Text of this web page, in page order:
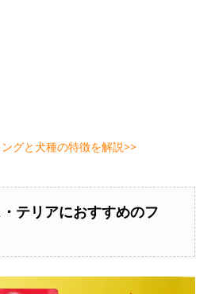
グと犬種の特徴を解説>>
テリアにおすすめのフ